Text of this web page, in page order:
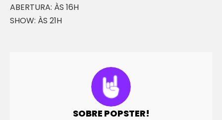
ABERTURA: ÀS 16H
SHOW: ÀS 21H
SOBRE POPSTER!